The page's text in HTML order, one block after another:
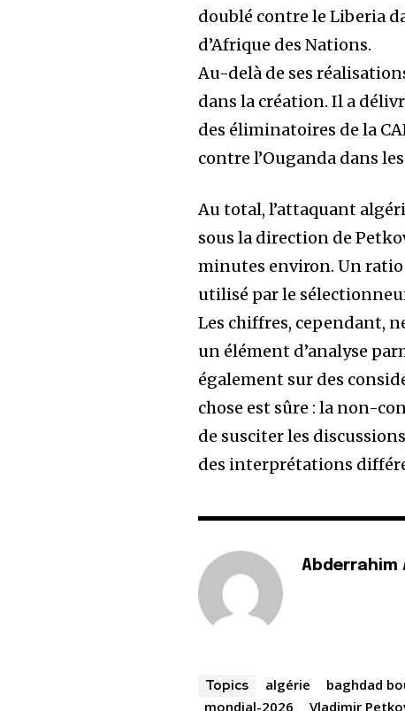
doublé contre le Liberia
d’Afrique des Nations.
Au-delà de ses
dans la création. Il a
des éliminatoires de la
contre l’Ouganda dans
Au total, l’attaquant
sous la direction de
minutes environ. Un
utilisé par le
Les chiffres, cependant,
un élément d’analyse
également sur des
chose est sûre : la non-
de susciter les
des interprétations
Abderrahim
Topics algérie baghdad
mondial-2026
Vladimir